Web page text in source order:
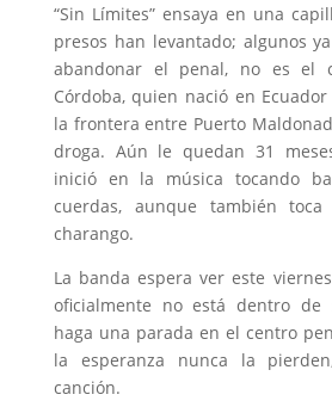
“Sin Límites” ensaya en una
presos han levantado; algunos
abandonar el penal, no es el
Córdoba, quien nació en
la frontera entre Puerto
droga. Aún le quedan 31
inició en la música tocando
cuerdas, aunque también
charango.
La banda espera ver este
oficialmente no está dentro de
haga una parada en el centro
la esperanza nunca la
canción.